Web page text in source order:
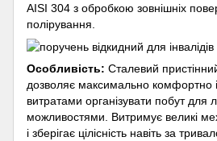
AISI 304 з обробкою зовнішніх
полірування.
Особливість: Сталевий
дозволяє максимально комфортно
витратами організувати побут
можливостями. Витримує великі
і зберігає цілісність навіть за